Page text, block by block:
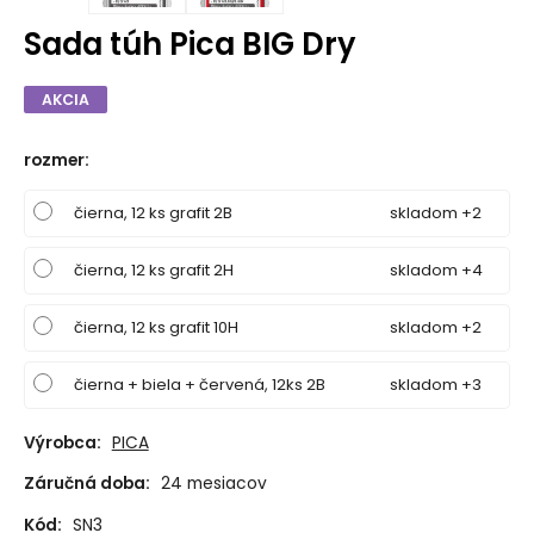
Sada túh Pica BIG Dry
AKCIA
rozmer:
čierna, 12 ks grafit 2B skladom +2
čierna, 12 ks grafit 2H skladom +4
čierna, 12 ks grafit 10H skladom +2
čierna + biela + červená, 12ks 2B skladom +3
Výrobca: PICA
Záručná doba: 24 mesiacov
Kód: SN3